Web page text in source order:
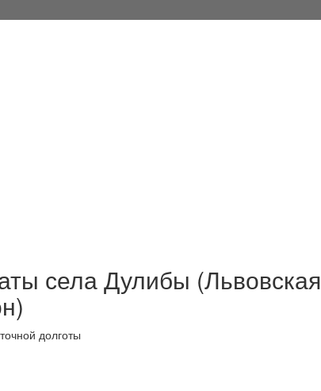
села Дулибы (Львовская
долготы